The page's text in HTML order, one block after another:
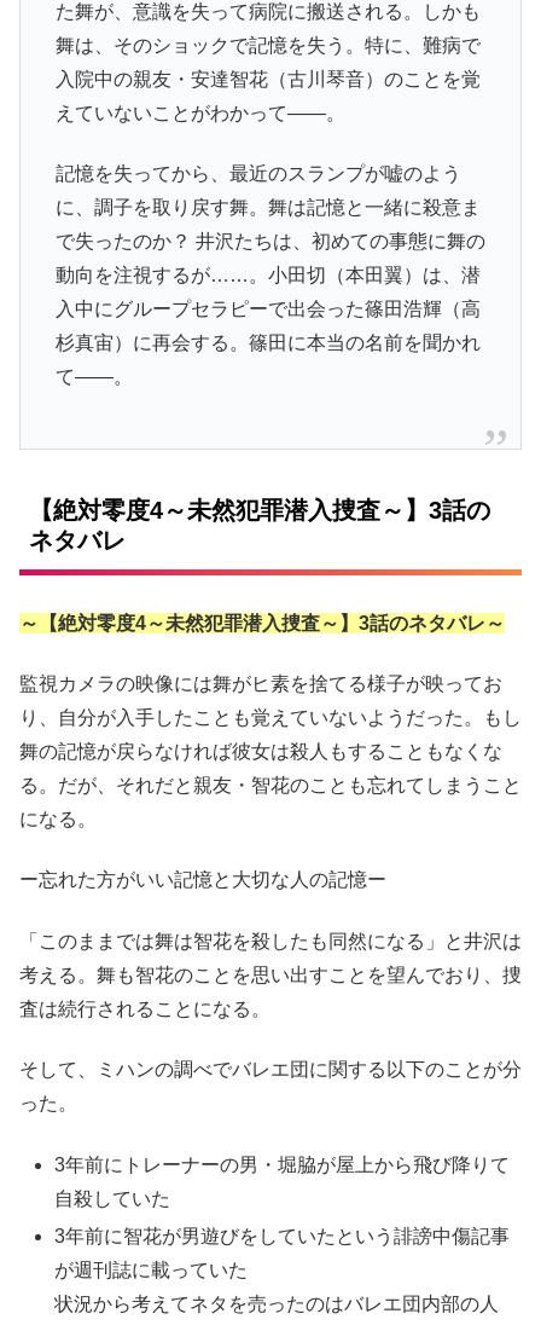
た舞が、意識を失って病院に搬送される。しかも
舞は、そのショックで記憶を失う。特に、難病で
入院中の親友・安達智花（古川琴音）のことを覚
えていないことがわかって――。
記憶を失ってから、最近のスランプが嘘のよう
に、調子を取り戻す舞。舞は記憶と一緒に殺意ま
で失ったのか？ 井沢たちは、初めての事態に舞の
動向を注視するが……。小田切（本田翼）は、潜
入中にグループセラピーで出会った篠田浩輝（高
杉真宙）に再会する。篠田に本当の名前を聞かれ
て――。
【絶対零度4～未然犯罪潜入捜査～】3話の
ネタバレ
～【絶対零度4～未然犯罪潜入捜査～】3話のネタバレ～
監視カメラの映像には舞がヒ素を捨てる様子が映ってお
り、自分が入手したことも覚えていないようだった。もし
舞の記憶が戻らなければ彼女は殺人もすることもなくな
る。だが、それだと親友・智花のことも忘れてしまうこと
になる。
ー忘れた方がいい記憶と大切な人の記憶ー
「このままでは舞は智花を殺したも同然になる」と井沢は
考える。舞も智花のことを思い出すことを望んでおり、捜
査は続行されることになる。
そして、ミハンの調べでバレエ団に関する以下のことが分
った。
3年前にトレーナーの男・堀脇が屋上から飛び降りて
自殺していた
3年前に智花が男遊びをしていたという誹謗中傷記事
が週刊誌に載っていた
状況から考えてネタを売ったのはバレエ団内部の人